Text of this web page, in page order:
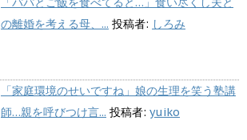
の離婚を考える母、... 投稿者: しろみ
「家庭環境のせいですね」娘の生理を笑う塾講
師…親を呼びつけ言... 投稿者: yuiko